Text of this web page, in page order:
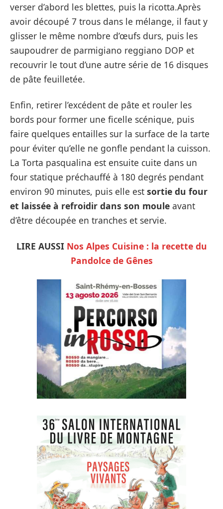
verser d’abord les blettes, puis la ricotta.Après
avoir découpé 7 trous dans le mélange, il faut y
glisser le même nombre d’œufs durs, puis les
saupoudrer de parmigiano reggiano DOP et
recouvrir le tout d’une autre série de 16 disques
de pâte feuilletée.
Enfin, retirer l’excédent de pâte et rouler les
bords pour former une ficelle scénique, puis
faire quelques entailles sur la surface de la tarte
pour éviter qu’elle ne gonfle pendant la cuisson.
La Torta pasqualina est ensuite cuite dans un
four statique préchauffé à 180 degrés pendant
environ 90 minutes, puis elle est sortie du four
et laissée à refroidir dans son moule avant
d’être découpée en tranches et servie.
LIRE AUSSI Nos Alpes Cuisine : la recette du
Pandolce de Gênes